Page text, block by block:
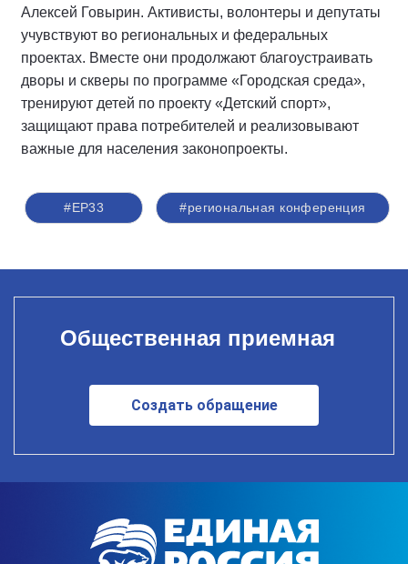
Алексей Говырин. Активисты, волонтеры и депутаты
учувствуют во региональных и федеральных
проектах. Вместе они продолжают благоустраивать
дворы и скверы по программе «Городская среда»,
тренируют детей по проекту «Детский спорт»,
защищают права потребителей и реализовывают
важные для населения законопроекты.
#ЕР33 #региональная конференция
Общественная приемная
Создать обращение